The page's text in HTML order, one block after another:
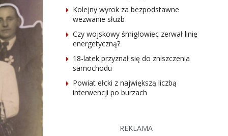
Kolejny wyrok za bezpodstawne
wezwanie służb
Czy wojskowy śmigłowiec zerwał linię
energetyczną?
18-latek przyznał się do zniszczenia
samochodu
Powiat ełcki z największą liczbą
interwencji po burzach
REKLAMA